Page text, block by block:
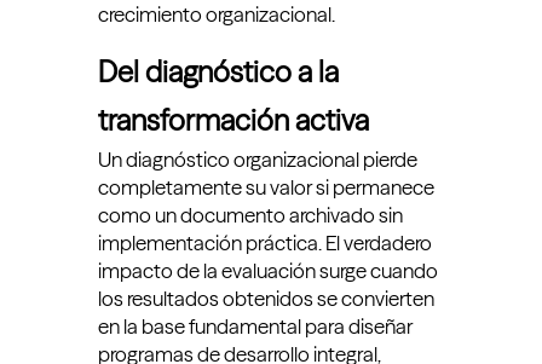
crecimiento organizacional.
Del diagnóstico a la
transformación activa
Un diagnóstico organizacional pierde
completamente su valor si permanece
como un documento archivado sin
implementación práctica. El verdadero
impacto de la evaluación surge cuando
los resultados obtenidos se convierten
en la base fundamental para diseñar
programas de desarrollo integral,